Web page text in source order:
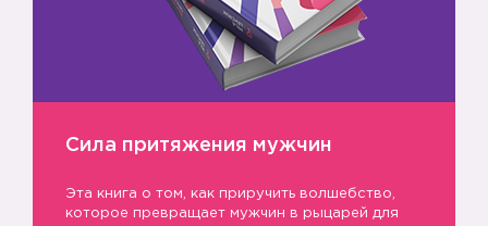
Сила притяжения мужчин
Эта книга о том, как приручить волшебство,
которое превращает мужчин в рыцарей для